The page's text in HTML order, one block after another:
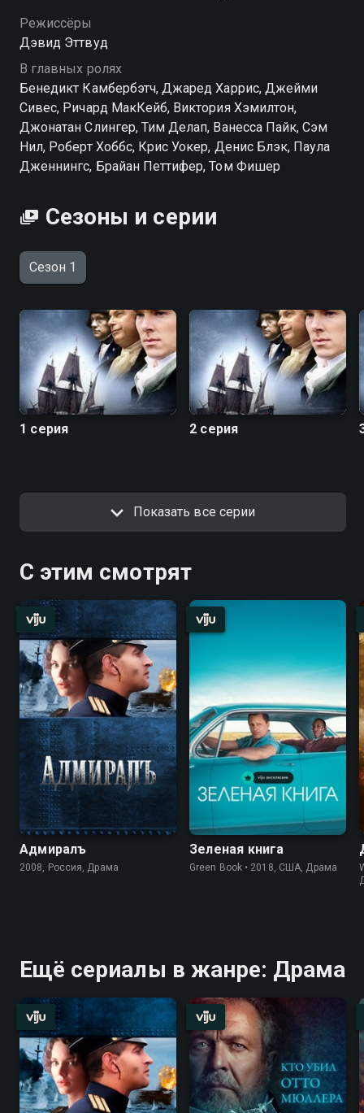
Режиссёры
Дэвид Эттвуд
В главных ролях
Бенедикт Камбербэтч, Джаред Харрис, Джейми
Сивес, Ричард МакКейб, Виктория Хэмилтон,
Джонатан Слингер, Тим Делап, Ванесса Пайк, Сэм
Нил, Роберт Хоббс, Крис Уокер, Денис Блэк, Паула
Дженнингс, Брайан Петтифер, Том Фишер
Сезоны и серии
Сезон 1
1 серия 2 серия
Показать все серии
С этим смотрят
Адмиралъ
2008, Россия, Драма
Зеленая книга
Green Book • 2018, США, Драма
Ещё сериалы в жанре: Драма